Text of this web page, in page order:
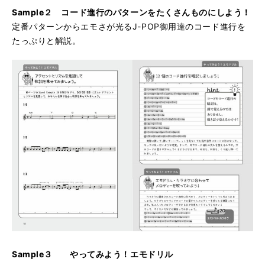
Sample２ コード進行のパターンをたくさんものにしよう！
定番パターンからエモさが光るJ-POP御用達のコード進行を
たっぷりと解説。
Sample３ やってみよう！エモドリル